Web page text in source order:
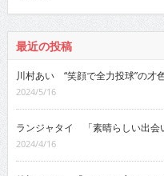
最近の投稿
2024/5/16
ランジャタイ 「素晴らしい出会
2024/4/16
仲根なのか 「みんなの言うこと